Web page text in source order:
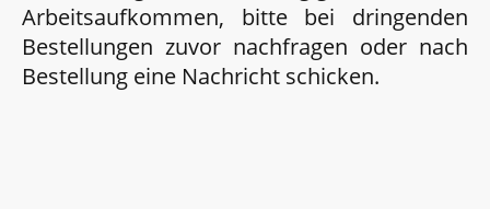
Arbeitsaufkommen, bitte bei dringenden
Bestellungen zuvor nachfragen oder nach
Bestellung eine Nachricht schicken.